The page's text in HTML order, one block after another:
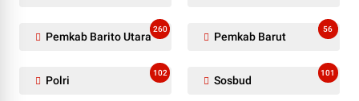
Pemkab Barito Utara
260
Pemkab Barut
56
Polri
102
Sosbud
101